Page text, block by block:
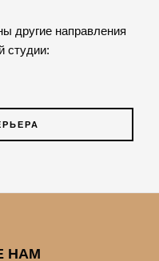
другие направления
студии:
НАМ